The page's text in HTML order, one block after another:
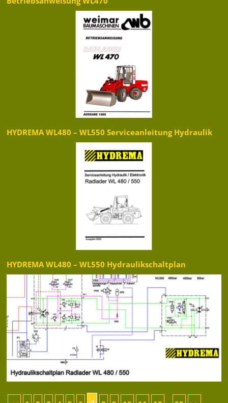
HYDREMA WL480 – WL550 Serviceanleitung Hydraulik
HYDREMA WL480 – WL550 Hydraulikschaltplan